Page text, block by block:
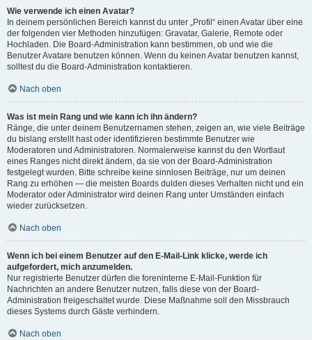
Wie verwende ich einen Avatar?
In deinem persönlichen Bereich kannst du unter „Profil“ einen Avatar über eine
der folgenden vier Methoden hinzufügen: Gravatar, Galerie, Remote oder
Hochladen. Die Board-Administration kann bestimmen, ob und wie die
Benutzer Avatare benutzen können. Wenn du keinen Avatar benutzen kannst,
solltest du die Board-Administration kontaktieren.
Nach oben
Was ist mein Rang und wie kann ich ihn ändern?
Ränge, die unter deinem Benutzernamen stehen, zeigen an, wie viele Beiträge
du bislang erstellt hast oder identifizieren bestimmte Benutzer wie
Moderatoren und Administratoren. Normalerweise kannst du den Wortlaut
eines Ranges nicht direkt ändern, da sie von der Board-Administration
festgelegt wurden. Bitte schreibe keine sinnlosen Beiträge, nur um deinen
Rang zu erhöhen — die meisten Boards dulden dieses Verhalten nicht und ein
Moderator oder Administrator wird deinen Rang unter Umständen einfach
wieder zurücksetzen.
Nach oben
Wenn ich bei einem Benutzer auf den E-Mail-Link klicke, werde ich
aufgefordert, mich anzumelden.
Nur registrierte Benutzer dürfen die foreninterne E-Mail-Funktion für
Nachrichten an andere Benutzer nutzen, falls diese von der Board-
Administration freigeschaltet wurde. Diese Maßnahme soll den Missbrauch
dieses Systems durch Gäste verhindern.
Nach oben